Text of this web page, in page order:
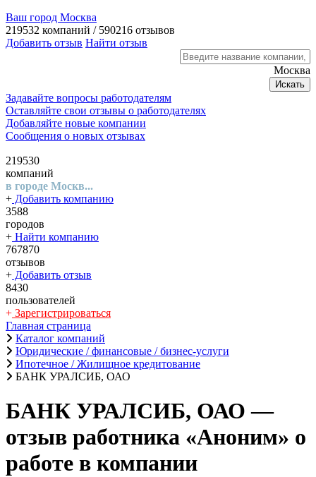
Ваш город Москва
219532 компаний / 590216 отзывов
Добавить отзыв Найти отзыв
Москва
Искать
Задавайте вопросы работодателям
Оставляйте свои отзывы о работодателях
Добавляйте новые компании
Сообщения о новых отзывах
219530
компаний
в городе Москв...
+ Добавить компанию
3588
городов
+ Найти компанию
767870
отзывов
+ Добавить отзыв
8430
пользователей
+ Зарегистрироваться
Главная страница
Каталог компаний
Юридические / финансовые / бизнес-услуги
Ипотечное / Жилищное кредитование
БАНК УРАЛСИБ, ОАО
БАНК УРАЛСИБ, ОАО —
отзыв работника «Аноним» о
работе в компании